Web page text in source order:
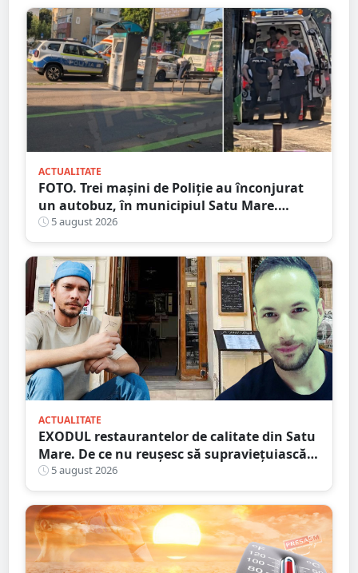
ACTUALITATE
FOTO. Trei mașini de Poliție au înconjurat
un autobuz, în municipiul Satu Mare.
Ambulanța, la fața locului
5 august 2026
ACTUALITATE
EXODUL restaurantelor de calitate din Satu
Mare. De ce nu reușesc să supraviețuiască
localurile cu adevărat speciale?
5 august 2026